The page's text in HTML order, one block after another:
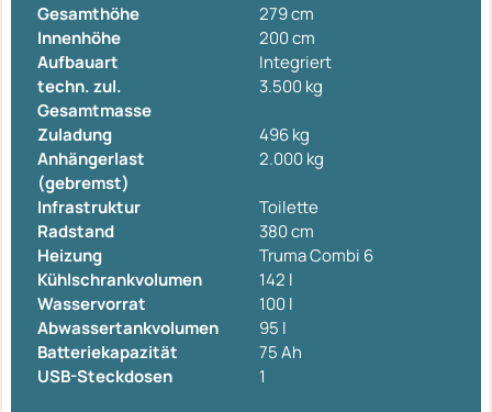
Gesamthöhe
279 cm
Innenhöhe
200 cm
Aufbauart
Integriert
techn. zul.
Gesamtmasse
3.500 kg
Zuladung
496 kg
Anhängerlast
(gebremst)
2.000 kg
Infrastruktur
Toilette
Radstand
380 cm
Heizung
Truma Combi 6
Kühlschrankvolumen
142 l
Wasservorrat
100 l
Abwassertankvolumen
95 l
Batteriekapazität
75 Ah
USB-Steckdosen
1